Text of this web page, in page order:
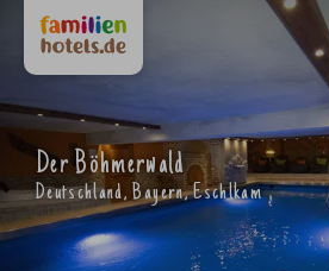
Der Böhmerwald
Deutschland, Bayern, Eschlkam